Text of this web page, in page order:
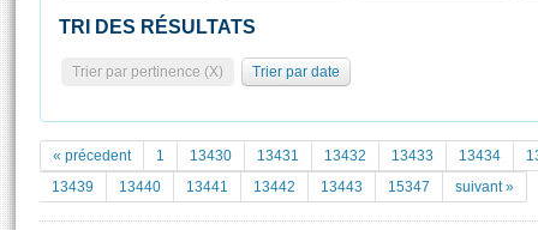
Pétitions
Documents parlementaires
Projets de loi
Statistiques et chiffres clés
Documents de référence
( Constitution | Règlement de l'Assemblée ... )
La Bibliothèque
Les archives
TRI DES RÉSULTATS
Trier par pertinence (X) Trier par date
« précedent 1 13430 13431 13432 13433 13434
13439
13440 13441 13442 13443 15347 suivant »